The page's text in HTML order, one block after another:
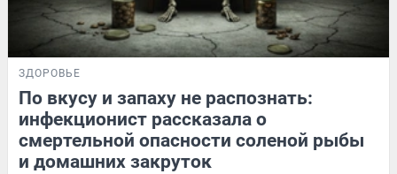
ЗДОРОВЬЕ
По вкусу и запаху не распознать:
инфекционист рассказала о
смертельной опасности соленой рыбы
и домашних закруток